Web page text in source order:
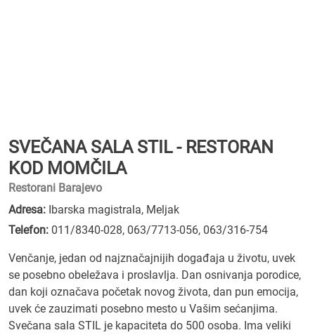
SVEČANA SALA STIL - RESTORAN
KOD MOMČILA
Restorani Barajevo
Adresa: Ibarska magistrala, Meljak
Telefon: 011/8340-028, 063/7713-056, 063/316-754
Venčanje, jedan od najznačajnijih događaja u životu, uvek
se posebno obeležava i proslavlja. Dan osnivanja porodice,
dan koji označava početak novog života, dan pun emocija,
uvek će zauzimati posebno mesto u Vašim sećanjima.
Svečana sala STIL je kapaciteta do 500 osoba. Ima veliki